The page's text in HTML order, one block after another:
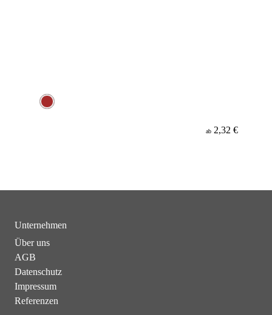
ab 2,32 €
Unternehmen
Über uns
AGB
Datenschutz
Impressum
Referenzen